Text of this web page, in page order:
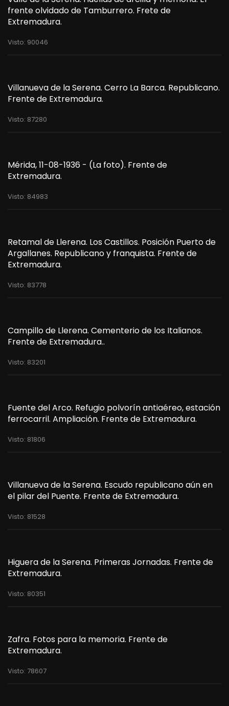
frente olvidado de Tamburrero. Frete de
Extremadura.
Visto: 90046
Villanueva de la Serena. Cerro La Barca. Republicano.
Frente de Extremadura.
Visto: 87280
Mérida, 11-08-1936 - (La foto). Frente de
Extremadura.
Visto: 84983
Retamal de Llerena. Los Castillos. Posición Puerto de
Argallanes. Republicano y franquista. Frente de
Extremadura.
Visto: 83778
Campillo de Llerena. Cementerio de los Italianos.
Frente de Extremadura..
Visto: 83201
Fuente del Arco. Refugio polvorín antiaéreo, estación
ferrocarril. Ampliación. Frente de Extremadura.
Visto: 81806
Villanueva de la Serena. Escudo republicano aún en
el pilar del Puente. Frente de Extremadura.
Visto: 81528
Higuera de la Serena. Primeras Jornadas. Frente de
Extremadura.
Visto: 80351
Zafra. Fotos para la memoria. Frente de
Extremadura.
Visto: 78607